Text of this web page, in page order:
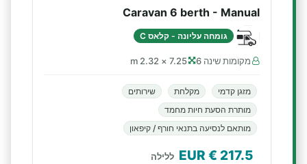
Caravan 6 berth - Manual
גומחה עליונה - קלאס C
מקומות שינה 6 7.25 × 2.32 m
מזגן קדמי מקלחת
שירותים
מותרת הסעת חיות מחמד
מותאם לנסיעה בתנאי חורף / קיפאון
217.5
€ EUR ללילה